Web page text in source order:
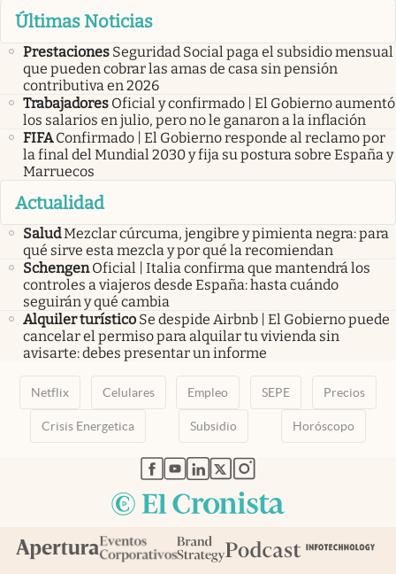
Últimas Noticias
Prestaciones Seguridad Social paga el subsidio mensual
que pueden cobrar las amas de casa sin pensión
contributiva en 2026
Trabajadores Oficial y confirmado | El Gobierno aumentó
los salarios en julio, pero no le ganaron a la inflación
FIFA Confirmado | El Gobierno responde al reclamo por
la final del Mundial 2030 y fija su postura sobre España y
Marruecos
Actualidad
SaludMezclar cúrcuma, jengibre y pimienta negra: para
qué sirve esta mezcla y por qué la recomiendan
Schengen Oficial | Italia confirma que mantendrá los
controles a viajeros desde España: hasta cuándo
seguirán y qué cambia
Alquiler turístico Se despide Airbnb | El Gobierno puede
cancelar el permiso para alquilar tu vivienda sin
avisarte: debes presentar un informe
Netflix Celulares Empleo SEPE Precios
Crisis Energetica Subsidio Horóscopo
abre en nueva pestaña
abre en nueva pestaña
abre en nueva pestaña
abre en nueva pestaña
abre en nueva pestaña